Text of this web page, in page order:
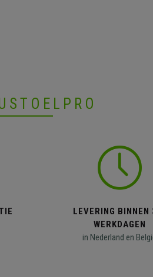
LEVERING BINNEN
WERKDAGEN
in Nederland en